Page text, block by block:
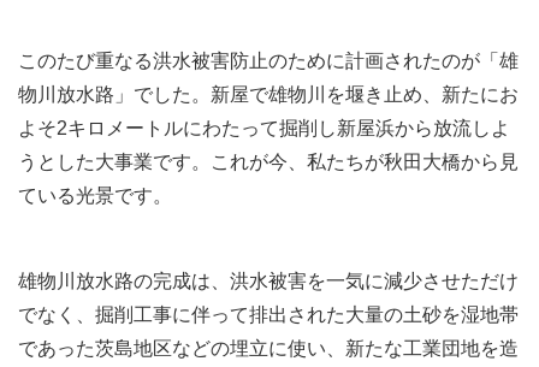
このたび重なる洪水被害防止のために計画されたのが「雄
物川放水路」でした。新屋で雄物川を堰き止め、新たにお
よそ2キロメートルにわたって掘削し新屋浜から放流しよ
うとした大事業です。これが今、私たちが秋田大橋から見
ている光景です。
雄物川放水路の完成は、洪水被害を一気に減少させただけ
でなく、掘削工事に伴って排出された大量の土砂を湿地帯
であった茨島地区などの埋立に使い、新たな工業団地を造